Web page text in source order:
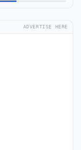
ADVERTISE HERE